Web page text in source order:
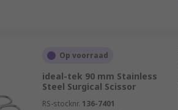
Op voorraad
ideal-tek 90 mm Stainless
Steel Surgical Scissor
RS-stocknr. 136-7401